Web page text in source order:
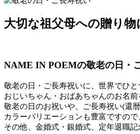
大切な祖父母への贈り物
NAME IN POEMの敬老の日・
敬老の日・ご長寿祝いに、世界でひ
おじいちゃん・おばあちゃんのお名
敬老の日のお祝いや、ご長寿祝い(還
カラーバリエーションも豊富ですの
その他、金婚式・銀婚式、定年退職